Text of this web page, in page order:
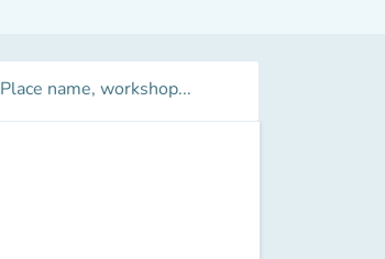
Place name, workshop...